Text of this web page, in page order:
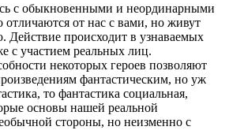
с обыкновенными и неординарными
от нас с вами, но живут
Действие происходит в узнаваемых
с участием реальных лиц.
некоторых героев позволяют
фантастическим, но уж
то фантастика социальная,
основы нашей реальной
стороны, но неизменно с